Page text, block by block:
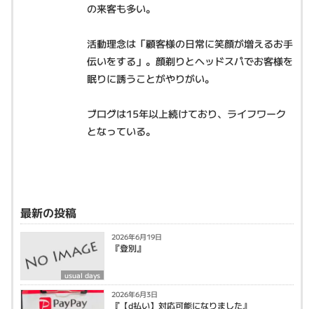
の来客も多い。
活動理念は「顧客様の日常に笑顔が増えるお手
伝いをする」。顔剃りとヘッドスパでお客様を
眠りに誘うことがやりがい。
ブログは15年以上続けており、ライフワーク
となっている。
最新の投稿
usual days
2026年6月19日
『登別』
2026年6月3日
『【d払い】対応可能になりました』